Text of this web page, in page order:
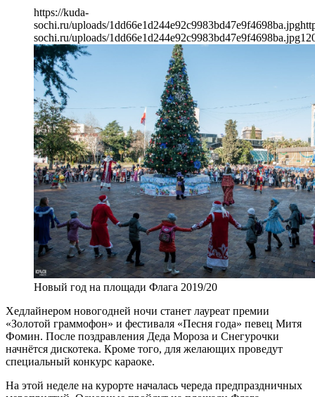
https://kuda-
sochi.ru/uploads/1dd66e1d244e92c9983bd47e9f4698ba.jpg
sochi.ru/uploads/1dd66e1d244e92c9983bd47e9f4698ba.jpg
Новый год на площади Флага 2019/20
Хедлайнером новогодней ночи станет лауреат премии
«Золотой граммофон» и фестиваля «Песня года» певец Митя
Фомин. После поздравления Деда Мороза и Снегурочки
начнётся дискотека. Кроме того, для желающих проведут
специальный конкурс караоке.
На этой неделе на курорте началась череда предпраздничных